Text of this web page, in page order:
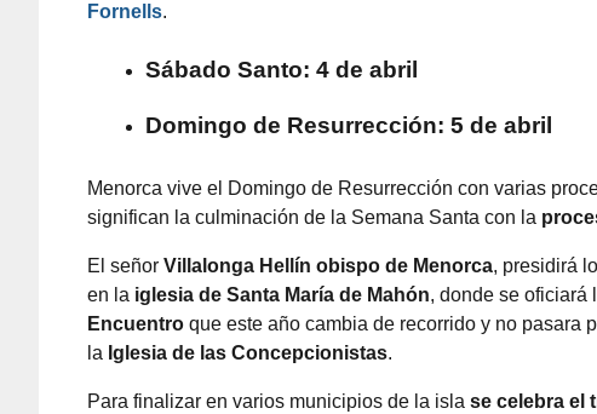
Fornells.
Sábado Santo: 4 de abril
Domingo de Resurrección: 5 de abril
Menorca vive el Domingo de Resurrección con varias
significan la culminación de la Semana Santa con la
El señor Villalonga Hellín obispo de Menorca, presidirá
en la iglesia de Santa María de Mahón, donde se oficiará
Encuentro que este año cambia de recorrido y no pasara
la Iglesia de las Concepcionistas.
Para finalizar en varios municipios de la isla se celebra el